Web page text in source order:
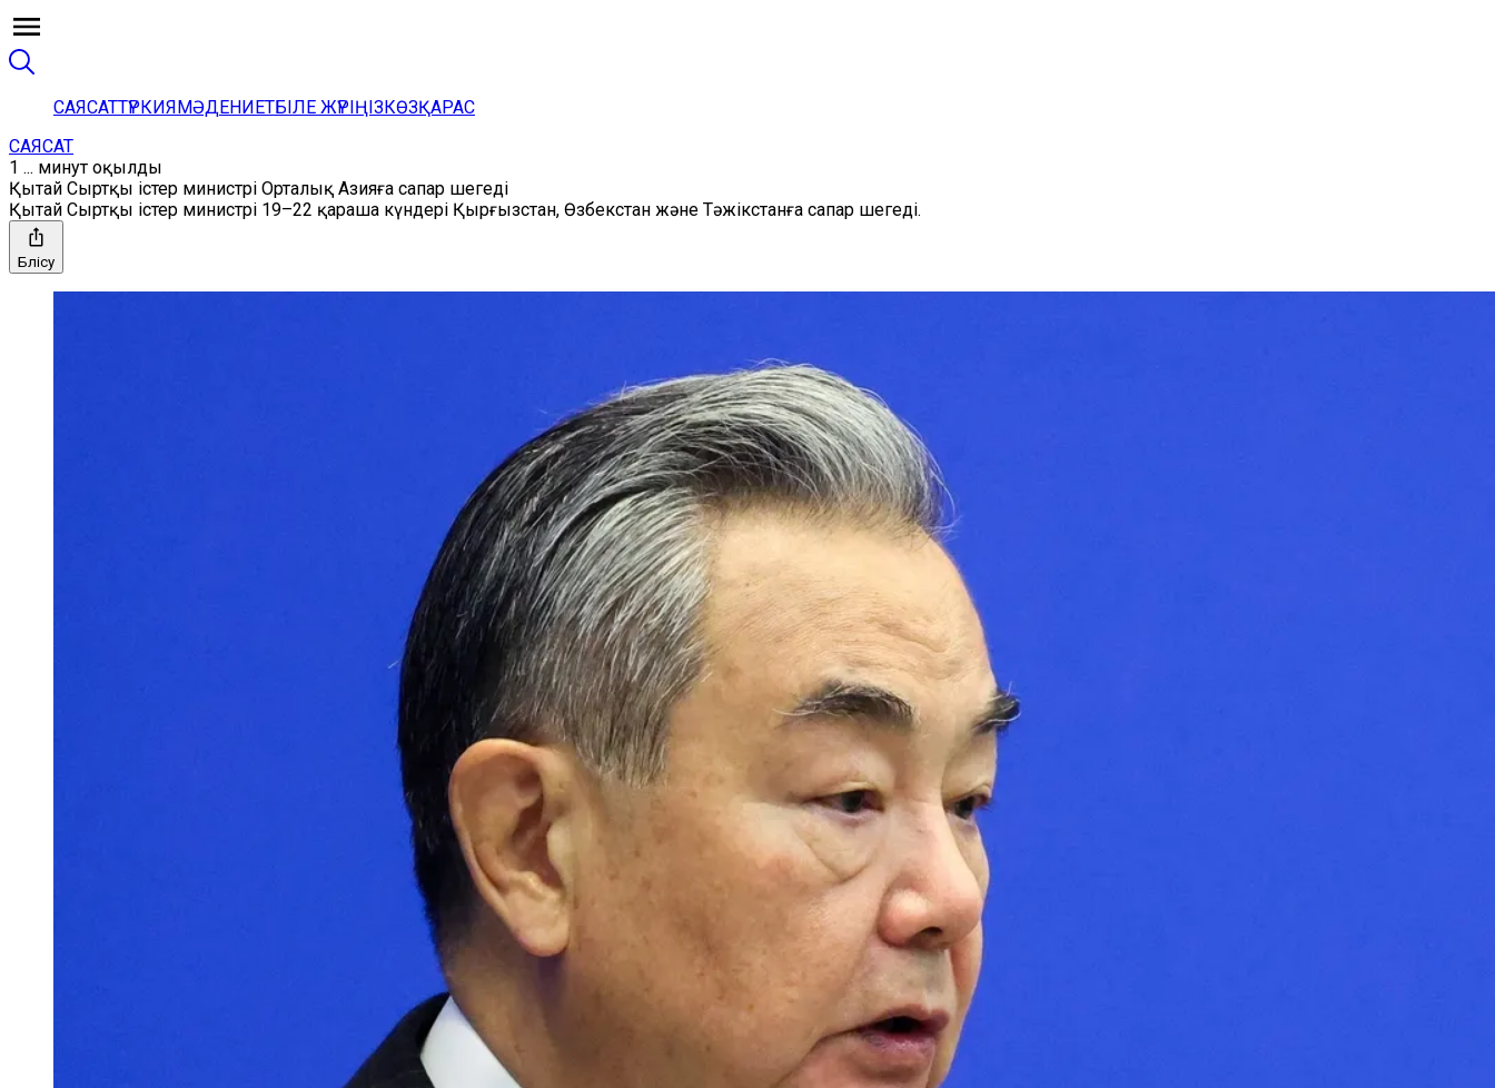
САЯСАТТҮРКИЯМӘДЕНИЕТБІЛЕ ЖҮРІҢІЗКӨЗҚАРАС
САЯСАТ
1 ... минут оқылды
Қытай Сыртқы істер министрі Орталық Азияға сапар шегеді
Қытай Сыртқы істер министрі 19–22 қараша күндері Қырғызстан, Өзбекстан және Тәжікстанға сапар шегеді.
Бөлісу